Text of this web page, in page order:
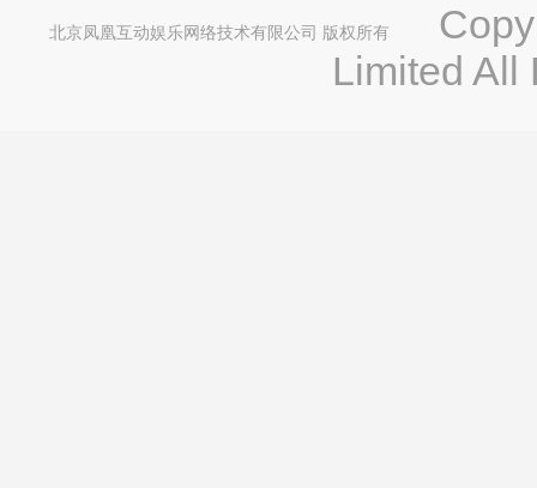
北京凤凰互动娱乐网络技术有限公司 版权所有
Limited All